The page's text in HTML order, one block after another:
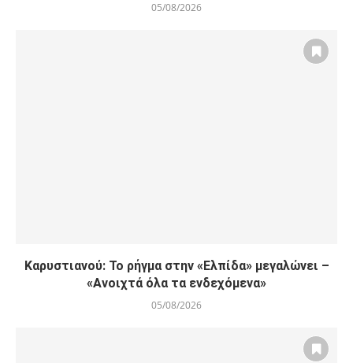
05/08/2026
Καρυστιανού: Το ρήγμα στην «Ελπίδα» μεγαλώνει –
«Ανοιχτά όλα τα ενδεχόμενα»
05/08/2026